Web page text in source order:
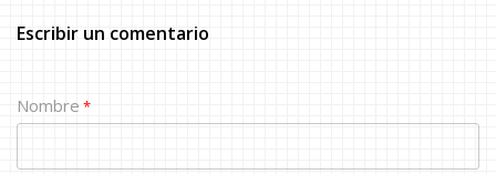
Escribir un comentario
Nombre *